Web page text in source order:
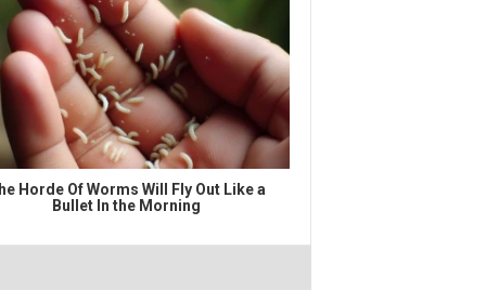
Horde Of Worms Will Fly Out Like a
Bullet In the Morning